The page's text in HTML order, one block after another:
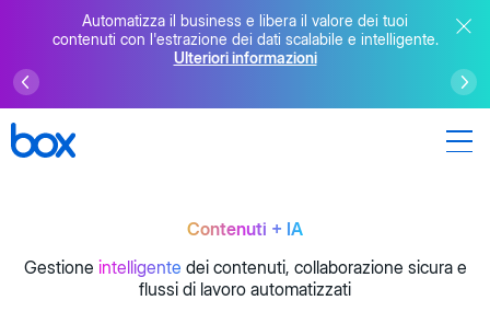
Automatizza il business e libera il valore dei tuoi
contenuti con l'estrazione dei dati scalabile e intelligente.
Ulteriori informazioni
Contenuti + IA
Gestione intelligente dei contenuti, collaborazione sicura e
flussi di lavoro automatizzati